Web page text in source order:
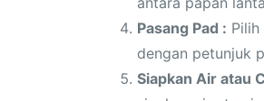
Pasang Pad :
dengan petunjuk
Siapkan Air atau